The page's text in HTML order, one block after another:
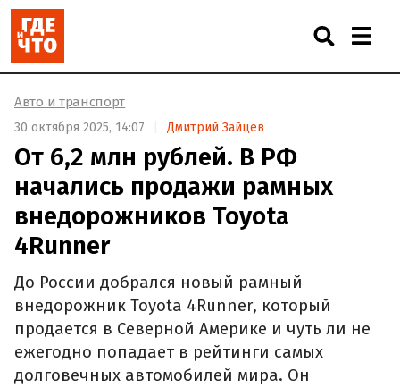
Авто и транспорт
30 октября 2025, 14:07 Дмитрий Зайцев
От 6,2 млн рублей. В РФ
начались продажи рамных
внедорожников Toyota
4Runner
До России добрался новый рамный
внедорожник Toyota 4Runner, который
продается в Северной Америке и чуть ли не
ежегодно попадает в рейтинги самых
долговечных автомобилей мира. Он